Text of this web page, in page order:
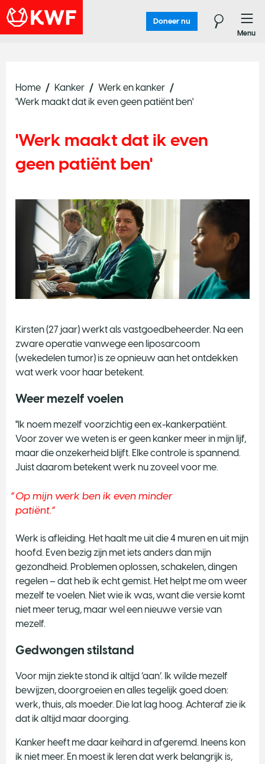
Doneer nu
Menu
Home Kanker
Werk en kanker
'Werk maakt dat ik even geen patiënt ben'
'Werk maakt dat ik even
geen patiënt ben'
Kirsten (27 jaar) werkt als vastgoedbeheerder. Na een
zware operatie vanwege een liposarcoom
(wekedelen tumor) is ze opnieuw aan het ontdekken
wat werk voor haar betekent.
Weer mezelf voelen
"Ik noem mezelf voorzichtig een ex-kankerpatiënt.
Voor zover we weten is er geen kanker meer in mijn lijf,
maar die onzekerheid blijft. Elke controle is spannend.
Juist daarom betekent werk nu zoveel voor me.
Op mijn werk ben ik even minder
patiënt.
Werk is afleiding. Het haalt me uit die 4 muren en uit mijn
hoofd. Even bezig zijn met iets anders dan mijn
gezondheid. Problemen oplossen, schakelen, dingen
regelen – dat heb ik echt gemist. Het helpt me om weer
mezelf te voelen. Niet wie ik was, want die versie komt
niet meer terug, maar wel een nieuwe versie van
mezelf.
Gedwongen stilstand
Voor mijn ziekte stond ik altijd ‘aan’. Ik wilde mezelf
bewijzen, doorgroeien en alles tegelijk goed doen:
werk, thuis, als moeder. Die lat lag hoog. Achteraf zie ik
dat ik altijd maar doorging.
Kanker heeft me daar keihard in afgeremd. Ineens kon
ik niet meer. En moest ik leren dat werk belangrijk is,